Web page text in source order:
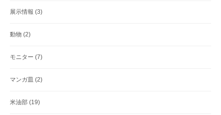
展示情報 (3)
動物 (2)
モニター (7)
マンガ皿 (2)
米油部 (19)